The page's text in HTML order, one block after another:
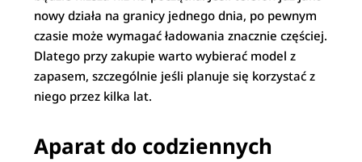
nowy działa na granicy jednego dnia, po pewnym
czasie może wymagać ładowania znacznie częściej.
Dlatego przy zakupie warto wybierać model z
zapasem, szczególnie jeśli planuje się korzystać z
niego przez kilka lat.
Aparat do codziennych